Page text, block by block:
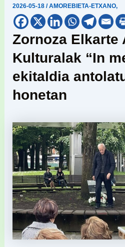
2026-05-18/AMOREBIETA-ETXANO,
Zornoza Elkarte
Kulturalak “In
ekitaldia
honetan